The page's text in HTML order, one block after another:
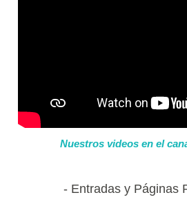
Nuestros videos en el
Entradas y Páginas